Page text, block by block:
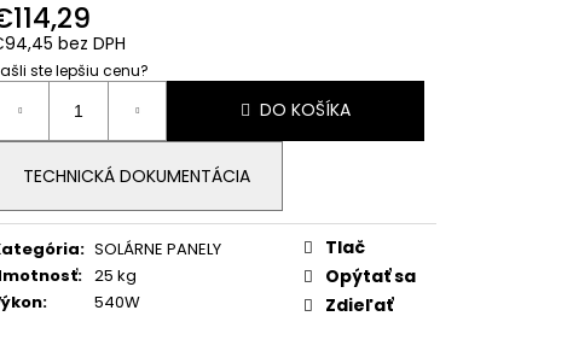
bez DPH
ste lepšiu cenu?
cena:
DO KOŠÍKA
TECHNICKÁ DOKUMENTÁCIA
: SOLÁRNE PANELY
: 25 kg
: 540W
Tlač
Opýtať sa
Zdieľať